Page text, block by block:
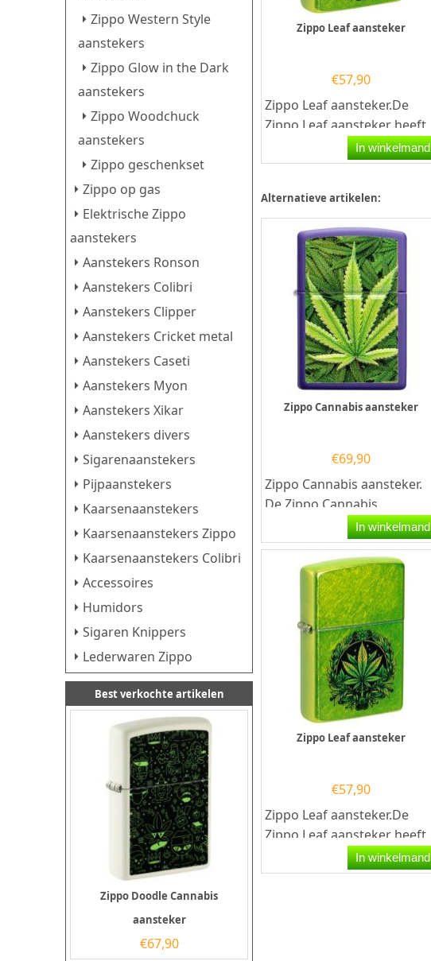
Zippo Western Style
aanstekers
Zippo Glow in the Dark
aanstekers
Zippo Woodchuck
aanstekers
Zippo geschenkset
Zippo op gas
Elektrische Zippo
aanstekers
Aanstekers Ronson
Aanstekers Colibri
Aanstekers Clipper
Aanstekers Cricket metal
Aanstekers Caseti
Aanstekers Myon
Aanstekers Xikar
Aanstekers divers
Sigarenaanstekers
Pijpaanstekers
Kaarsenaanstekers
Kaarsenaanstekers Zippo
Kaarsenaanstekers Colibri
Accessoires
Humidors
Sigaren Knippers
Lederwaren Zippo
Best verkochte artikelen
Zippo Doodle Cannabis
aansteker
€67,90
Zippo Leaf aansteker
€57,90
Zippo Leaf aansteker.De
Zippo Leaf aansteker heeft
een Lurid Green afwerking
met een kleurprint van...
In winkelmand
Alternatieve artikelen:
Zippo Cannabis aansteker
€69,90
Zippo Cannabis aansteker.
De Zippo Cannabis
aansteker is mat...In winkelmand
Zippo Leaf aansteker
€57,90
Zippo Leaf aansteker.De
Zippo Leaf aansteker heeft
een Lurid Green afwerking
met een kleurprint van...
In winkelmand